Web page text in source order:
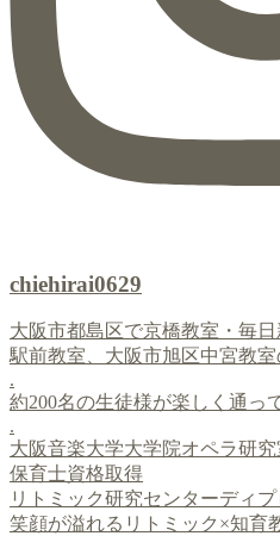
chiehirai0629
大阪市都島区で京橋教室・毎
駅前教室、大阪市旭区中宮教
.
約200名の生徒様が楽しく通っ
.
大阪音楽大学大学院オペラ研究
保育士資格取得
リトミック研究センターディ
笑顔が溢れるリトミック×知育